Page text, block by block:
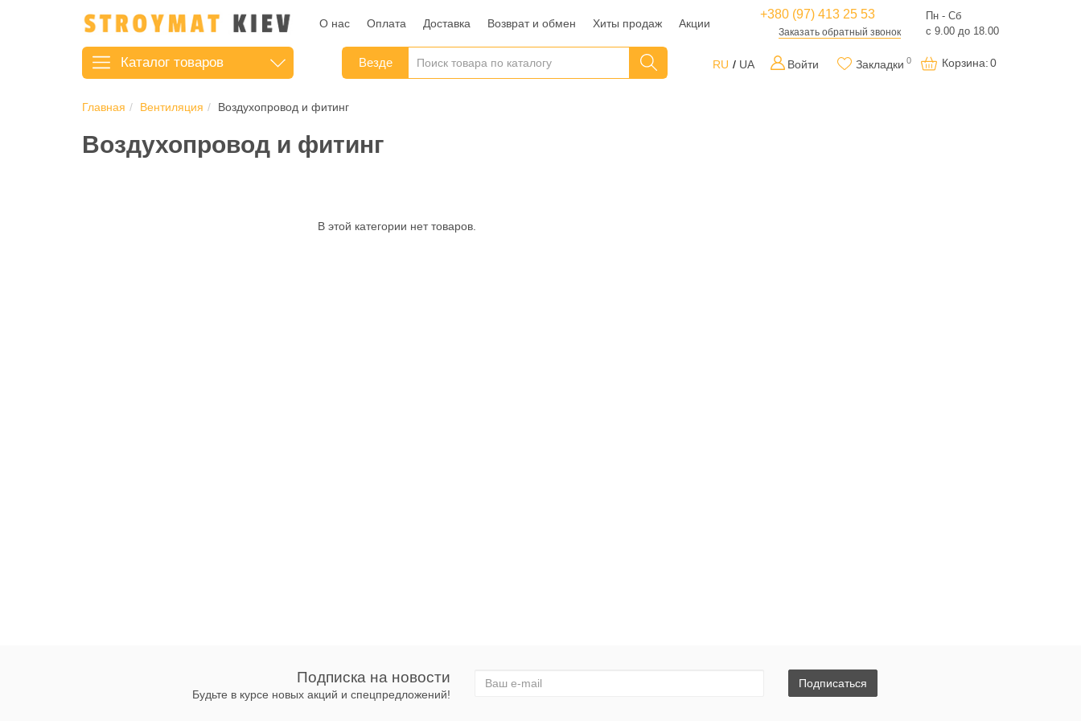
О нас Оплата Доставка Возврат и обмен Хиты продаж Акции
+380 (97) 413 25 53
Заказать обратный звонок
Пн - Сб
с 9.00 до 18.00
Каталог товаров Везде RU UA Войти Закладки 0 Корзина: 0
Главная Вентиляция Воздухопровод и фитинг
Воздухопровод и фитинг
В этой категории нет товаров.
Подписка на новости
Будьте в курсе новых акций и спецпредложений!
Подписаться